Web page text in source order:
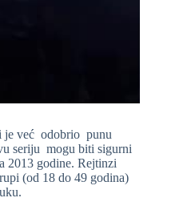
je već odobrio punu
seriju mogu biti sigurni
2013 godine. Rejtinzi
(od 18 do 49 godina)